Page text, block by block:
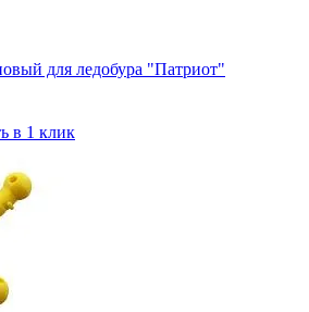
для ледобура "Патриот"
в 1 клик